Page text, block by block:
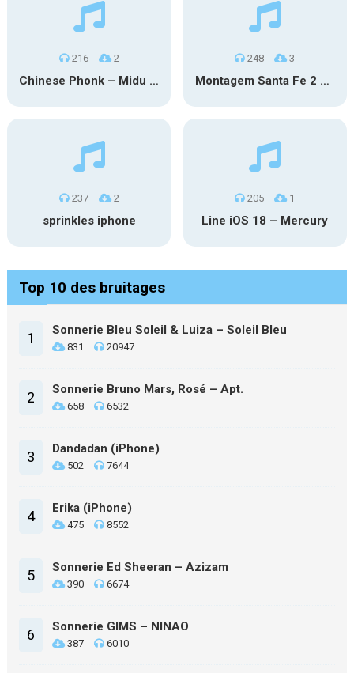
216 2
Chinese Phonk – Midu Echoing (Marimba)
248 3
Montagem Santa Fe 2 – Phonk (iPhone)
237 2
sprinkles iphone
205 1
Line iOS 18 – Mercury
Top 10 des bruitages
1 Sonnerie Bleu Soleil & Luiza – Soleil Bleu
831 20947
2 Sonnerie Bruno Mars, Rosé – Apt.
658 6532
3 Dandadan (iPhone)
502 7644
4 Erika (iPhone)
475 8552
5 Sonnerie Ed Sheeran – Azizam
390 6674
6 Sonnerie GIMS – NINAO
387 6010